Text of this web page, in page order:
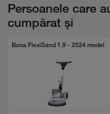
Persoanele care
cumpărat și
Bona FlexiSand 1.9 - 2024 model